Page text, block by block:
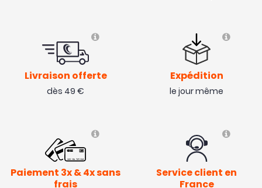
Livraison offerte
dès 49 €
Expédition
le jour même
Paiement 3x & 4x sans Service client en